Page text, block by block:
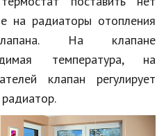
на радиаторы отопления
клапана. На клапане
температура, на
клапан регулирует